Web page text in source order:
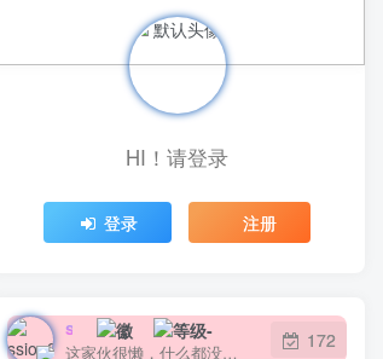
HI！请登录
登录 注册
ssiop22999
这家伙很懒，什么都没有写...
172